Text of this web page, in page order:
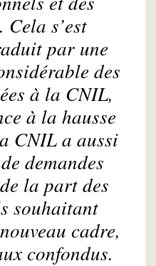
s’est
par une
des
à la CNIL,
à la hausse
CNIL a aussi
demandes
la part des
souhaitant
cadre,
confondus.